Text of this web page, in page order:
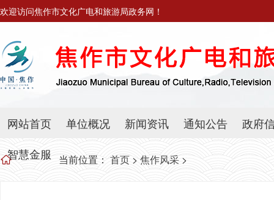
欢迎访问焦作市文化广电和旅游局政务网！
网站首页 单位概况 新闻资讯 通知公告
政府
智慧金服
当前位置： 首页> 焦作风采 >